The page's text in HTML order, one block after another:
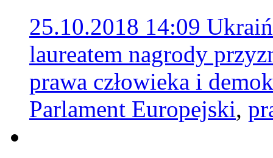
25.10.2018 14:09
laureatem nagrody
prawa człowieka i
Parlament Europejski,